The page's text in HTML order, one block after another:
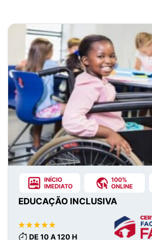
EDUCAÇÃO INCLUSIVA
DE 10 A 120 H